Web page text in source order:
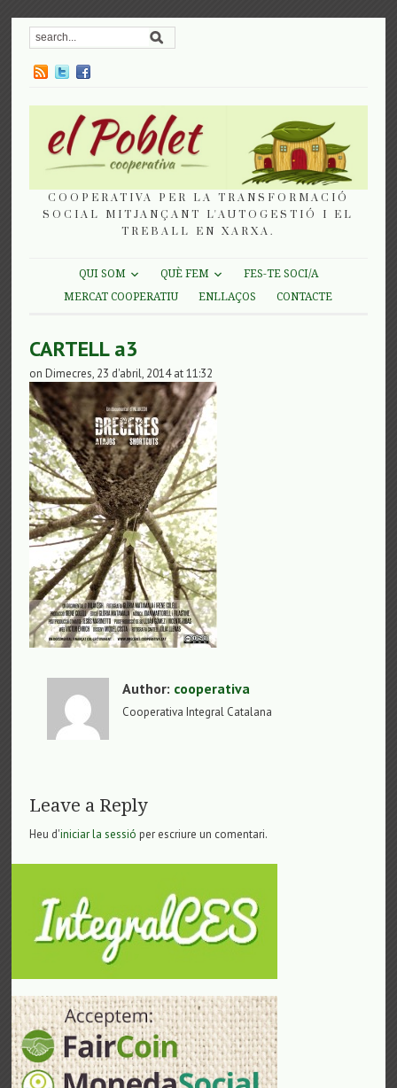
COOPERATIVA PER LA TRANSFORMACIÓ
SOCIAL MITJANÇANT L'AUTOGESTIÓ I EL
TREBALL EN XARXA.
QUI SOM QUÈ FEM
FES-TE SOCI/A
MERCAT COOPERATIU
ENLLAÇOS CONTACTE
CARTELL a3
on Dimecres, 23 d'abril, 2014 at 11:32
Author: cooperativa
Cooperativa Integral Catalana
Leave a Reply
Heu d'iniciar la sessió per escriure un comentari.